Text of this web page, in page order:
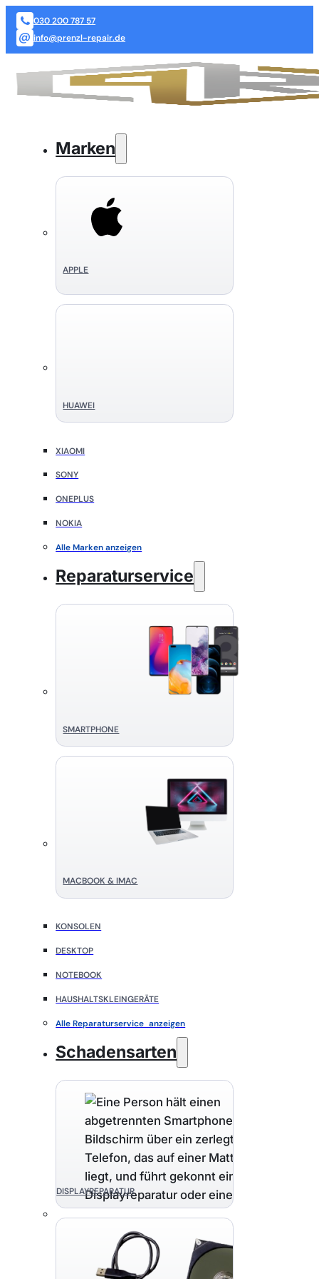
030 200 787 57
info@prenzl-repair.de
Marken
APPLE
HUAWEI
XIAOMI
SONY
ONEPLUS
NOKIA
Alle Marken anzeigen
Reparaturservice
SMART­PHONE
MACBOOK & IMAC
KONSOLEN
DESKTOP
NOTEBOOK
HAUSHALTSKLEINGERÄTE
Alle Reparaturservice anzeigen
Schadensarten
DISPLAYREPARATUR